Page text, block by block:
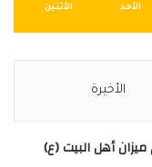
الأحد الأثنين
الأخيرة
أهل البيت (ع)